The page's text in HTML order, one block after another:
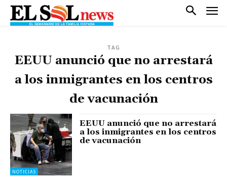
TAG
EEUU anunció que no arrestará
a los inmigrantes en los centros
de vacunación
NOTICIAS
EEUU anunció que no arrestará
a los inmigrantes en los centros
de vacunación